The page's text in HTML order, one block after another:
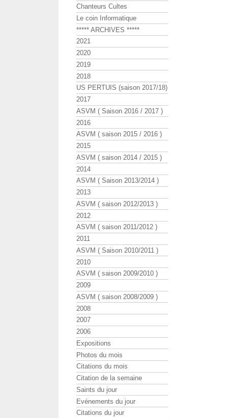
Chanteurs Cultes
Le coin Informatique
***** ARCHIVES *****
2021
2020
2019
2018
US PERTUIS (saison 2017/18)
2017
ASVM ( Saison 2016 / 2017 )
2016
ASVM ( saison 2015 / 2016 )
2015
ASVM ( saison 2014 / 2015 )
2014
ASVM ( Saison 2013/2014 )
2013
ASVM ( saison 2012/2013 )
2012
ASVM ( saison 2011/2012 )
2011
ASVM ( Saison 2010/2011 )
2010
ASVM ( saison 2009/2010 )
2009
ASVM ( saison 2008/2009 )
2008
2007
2006
Expositions
Photos du mois
Citations du mois
Citation de la semaine
Saints du jour
Evénements du jour
Citations du jour